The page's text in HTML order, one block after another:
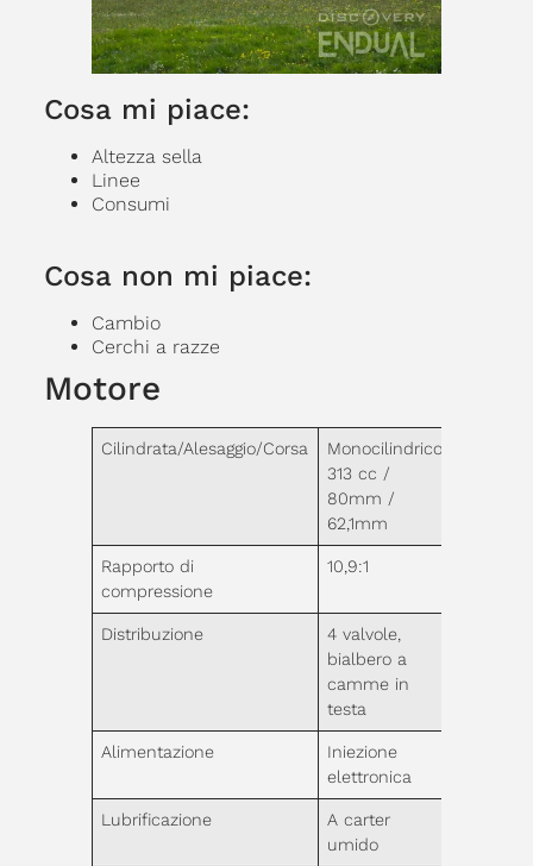
Cosa mi piace:
Altezza sella
Linee
Consumi
Cosa non mi piace:
Cambio
Cerchi a razze
Motore
Cilindrata/Alesaggio/Corsa
Monocilindrico
313 cc /
80mm /
62,1mm
Rapporto di
compressione
10,9:1
Distribuzione
4 valvole,
bialbero a
camme in
testa
Alimentazione
Iniezione
elettronica
Lubrificazione
A carter
umido